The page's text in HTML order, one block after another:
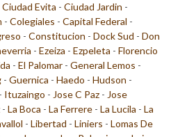
Ciudad Evita - Ciudad Jardin -
- Colegiales - Capital Federal -
- Constitucion - Dock Sud - Don
- Ezeiza - Ezpeleta - Florencio
- El Palomar - General Lemos -
- Guernica - Haedo - Hudson -
- Ituzaingo - Jose C Paz - Jose
- La Boca - La Ferrere - La Lucila - La
- Libertad - Liniers - Lomas De